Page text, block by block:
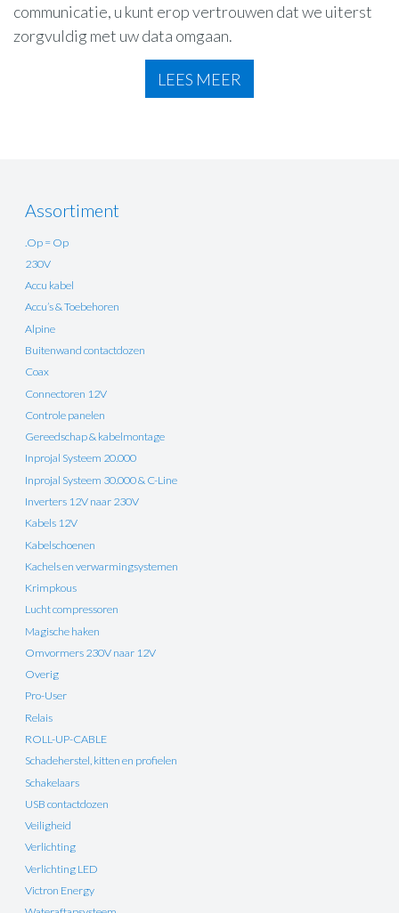
communicatie, u kunt erop vertrouwen dat we uiterst
zorgvuldig met uw data omgaan.
LEES MEER
Assortiment
.Op = Op
230V
Accu kabel
Accu’s & Toebehoren
Alpine
Buitenwand contactdozen
Coax
Connectoren 12V
Controle panelen
Gereedschap & kabelmontage
Inprojal Systeem 20.000
Inprojal Systeem 30.000 & C-Line
Inverters 12V naar 230V
Kabels 12V
Kabelschoenen
Kachels en verwarmingsystemen
Krimpkous
Lucht compressoren
Magische haken
Omvormers 230V naar 12V
Overig
Pro-User
Relais
ROLL-UP-CABLE
Schadeherstel, kitten en profielen
Schakelaars
USB contactdozen
Veiligheid
Verlichting
Verlichting LED
Victron Energy